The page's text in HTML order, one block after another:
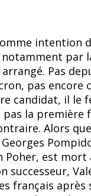
intention
par
Pas
pas encore
candidat, il le
la première
Alors
Poher, est mort
successeur,
français après